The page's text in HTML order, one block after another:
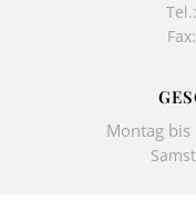
Tel.:
Montag